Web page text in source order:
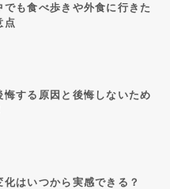
でも食べ歩きや外食に行きた
点
悔する原因と後悔しないため
はいつから実感できる？